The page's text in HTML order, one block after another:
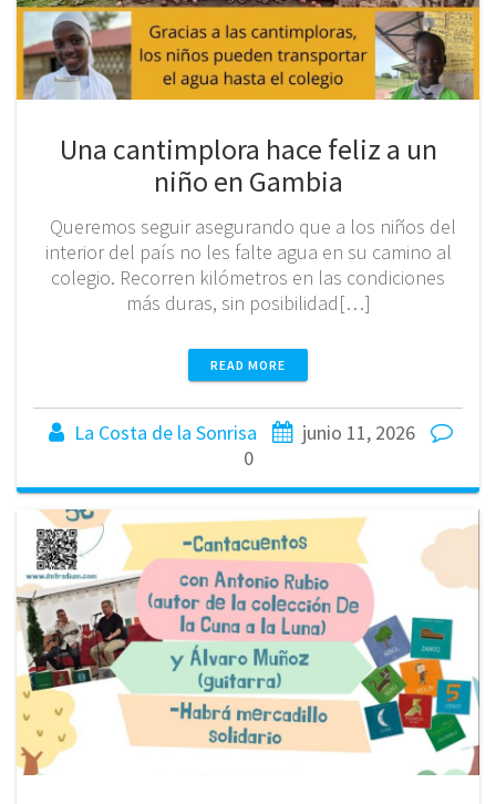
Una cantimplora hace feliz a un
niño en Gambia
Queremos seguir asegurando que a los niños del
interior del país no les falte agua en su camino al
colegio. Recorren kilómetros en las condiciones
más duras, sin posibilidad[…]
READ MORE
La Costa de la Sonrisa
junio 11, 2026
0